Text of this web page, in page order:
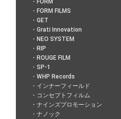
FORM
FORM FILMS
GET
Grati Innovation
NEO SYSTEM
RIP
ROUGE FILM
SP-1
WHP Records
インナーフィールド
コンセプトフィルム
ナインズプロモーション
ナノック